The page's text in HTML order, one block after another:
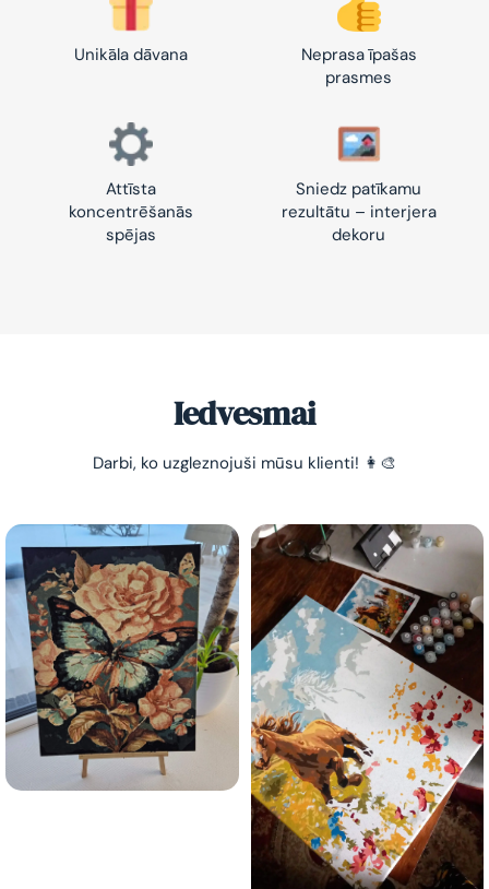
Unikāla dāvana
Neprasa īpašas
prasmes
Attīsta
koncentrēšanās
spējas
Sniedz patīkamu
rezultātu – interjera
dekoru
Iedvesmai
Darbi, ko uzgleznojuši mūsu klienti! 👩‍🎨